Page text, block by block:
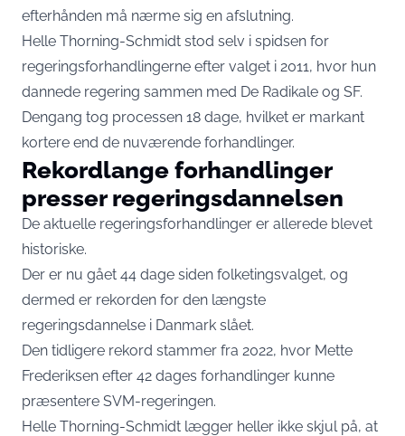
efterhånden må nærme sig en afslutning.
Helle Thorning-Schmidt stod selv i spidsen for
regeringsforhandlingerne efter valget i 2011, hvor hun
dannede regering sammen med De Radikale og SF.
Dengang tog processen 18 dage, hvilket er markant
kortere end de nuværende forhandlinger.
Rekordlange forhandlinger
presser regeringsdannelsen
De aktuelle regeringsforhandlinger er allerede blevet
historiske.
Der er nu gået 44 dage siden folketingsvalget, og
dermed er rekorden for den længste
regeringsdannelse i Danmark slået.
Den tidligere rekord stammer fra 2022, hvor Mette
Frederiksen efter 42 dages forhandlinger kunne
præsentere SVM-regeringen.
Helle Thorning-Schmidt lægger heller ikke skjul på, at